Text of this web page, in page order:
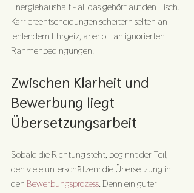
Energiehaushalt - all das gehört auf den Tisch.
Karriereentscheidungen scheitern selten an
fehlendem Ehrgeiz, aber oft an ignorierten
Rahmenbedingungen.
Zwischen Klarheit und
Bewerbung liegt
Übersetzungsarbeit
Sobald die Richtung steht, beginnt der Teil,
den viele unterschätzen: die Übersetzung in
den Bewerbungsprozess. Denn ein guter